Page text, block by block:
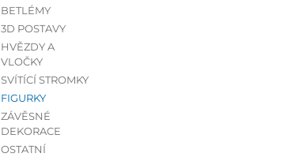
BETLÉMY
3D POSTAVY
HVĚZDY A
VLOČKY
SVÍTÍCÍ STROMKY
FIGURKY
ZÁVĚSNÉ
DEKORACE
OSTATNÍ